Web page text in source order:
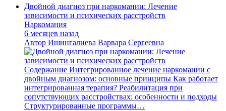
Двойной диагноз при наркомании: Лечение
зависимости и психических расстройств
Наркомания
6 месяцев назад
Автор Ишингалиева Варвара Сергеевна
Содержание Интегрированное лечение наркомании с
двойным диагнозом: основные принципы Как работает
интегрированная терапия? Реабилитация при
сопутствующих расстройствах: особенности и подходы
Структурированные программы…